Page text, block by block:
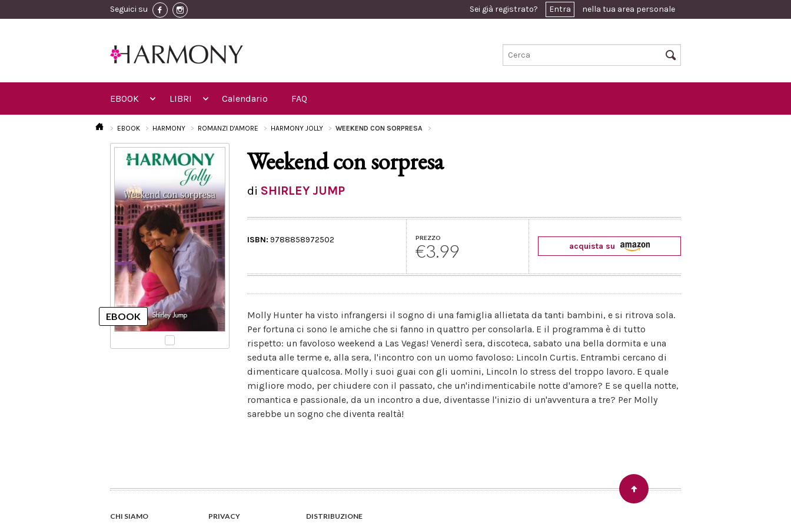
Seguici su Sei già registrato? Entra nella tua area personale
EBOOK LIBRI Calendario FAQ
EBOOK HARMONY ROMANZI D'AMORE HARMONY JOLLY WEEKEND CON SORPRESA
Weekend con sorpresa
di SHIRLEY JUMP
ISBN: 9788858972502 PREZZO
€3.99 acquista su
Molly Hunter ha visto infrangersi il sogno di una famiglia allietata da tanti bambini, e si ritrova sola.
Per fortuna ci sono le amiche che si fanno in quattro per consolarla. E il programma è di tutto
rispetto: un favoloso weekend a Las Vegas! Venerdì sera, discoteca, sabato una bella dormita e una
seduta alle terme e, alla sera, l'incontro con un uomo favoloso: Lincoln Curtis. Entrambi cercano di
dimenticare qualcosa. Molly i suoi guai con gli uomini, Lincoln lo stress del troppo lavoro. E quale
migliore modo, per chiudere con il passato, che un'indimenticabile notte d'amore? E se quella notte,
romantica e passionale, da un incontro a due, diventasse l'inizio di un'avventura a tre? Per Molly
sarebbe un sogno che diventa realtà!
CHI SIAMO
PRIVACY
DISTRIBUZIONE